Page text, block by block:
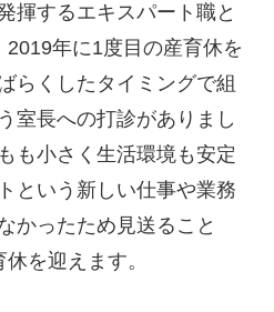
揮するエキスパート職と
2019年に1度目の産育休を
らくしたタイミングで組
室長への打診がありまし
も小さく生活環境も安定
という新しい仕事や業務
かったため見送ること
を迎えます。